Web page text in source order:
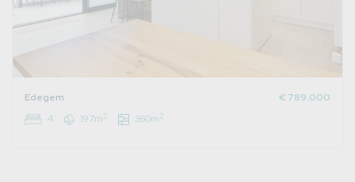
Edegem
€ 789.000
4
197m2 360m2